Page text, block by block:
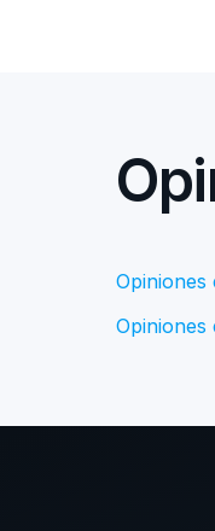
Opiniones
Opiniones